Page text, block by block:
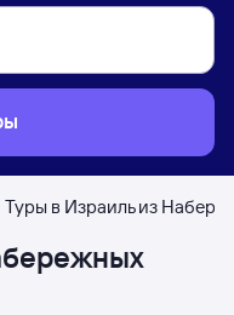
Туры в Израиль из